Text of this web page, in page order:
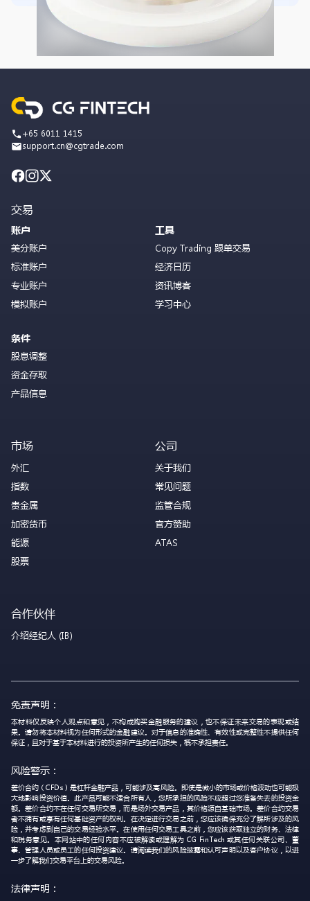
+65 6011 1415
support.cn@cgtrade.com
交易
账户
美分账户
标准账户
专业账户
模拟账户
条件
股息调整
资金存取
产品信息
工具
Copy Trading 跟单交易
经济日历
资讯博客
学习中心
市场
外汇
指数
贵金属
加密货币
能源
股票
公司
关于我们
常见问题
监管合规
官方赞助
ATAS
合作伙伴
介绍经纪人 (IB)
免责声明：
本材料仅反映个人观点和意见，不构成购买金融服务的建议，也不保证未来交易的表现或结
果。请勿将本材料视为任何形式的金融建议。对于信息的准确性、有效性或完整性不提供任何
保证，且对于基于本材料进行的投资所产生的任何损失，概不承担责任。
风险警示：
差价合约（CFDs）是杠杆金融产品，可能涉及高风险。即使是微小的市场或价格波动也可能极
大地影响投资价值。此产品可能不适合所有人，您所承担的风险不应超过您准备失去的投资金
额。差价合约不在任何交易所交易，而是场外交易产品，其价格源自基础市场。差价合约交易
者不拥有或享有任何基础资产的权利。在决定进行交易之前，您应该确保充分了解所涉及的风
险，并考虑到自己的交易经验水平。在使用任何交易工具之前，您应该获取独立的财务、法律
和税务意见。本网站中的任何内容不应被解读或理解为 CG FinTech 或其任何关联公司、董
事、管理人员或员工的任何投资建议。请阅读我们的风险披露和认可声明以及客户协议，以进
一步了解我们交易平台上的交易风险。
法律声明：